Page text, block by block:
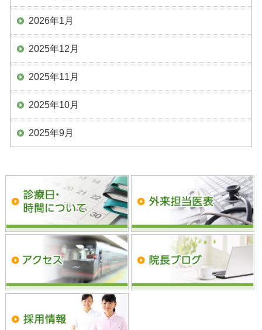
2026年1月
2025年12月
2025年11月
2025年10月
2025年9月